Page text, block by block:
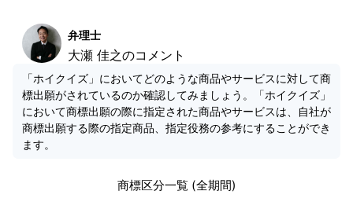
弁理士
大瀬 佳之のコメント
「ホイクイズ」においてどのような商品やサービスに対して商
標出願がされているのか確認してみましょう。「ホイクイズ」
において商標出願の際に指定された商品やサービスは、自社が
商標出願する際の指定商品、指定役務の参考にすることができ
ます。
商標区分一覧 (全期間)